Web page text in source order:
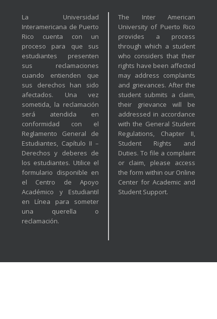
La Universidad
Interamericana de Puerto
Rico cuenta con un
proceso para que sus
estudiantes presenten
sus reclamaciones
cuando entienden que
sus derechos han sido
afectados. Una vez
sometida, la reclamación
será atendida en
conformidad con el
Reglamento General de
Estudiantes, Capítulo II –
Derechos y deberes de
los estudiantes. Utilice el
formulario disponible en
el Centro de Apoyo
Académico y Estudiantil
en Línea para someter
una querella o
reclamación.
The Inter American
University of Puerto Rico
provides a process
through which a student
who considers that their
rights have been affected
may address complaints
and grievances. After the
student submits a claim,
their grievance will be
addressed in accordance
with the General Student
Regulations, Chapter II,
Student Rights and
Duties. To file a complaint
or claim, please access
the form within our Online
Center for Academic and
Student Support.